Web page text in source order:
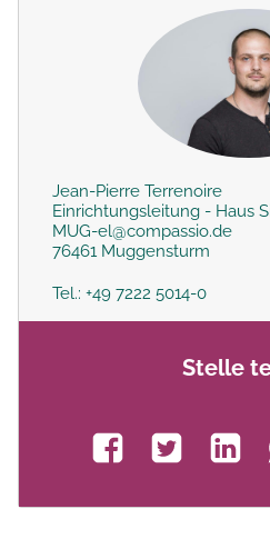
Jean-Pierre Terrenoire
Einrichtungsleitung - Haus
MUG-el@compassio.de
76461 Muggensturm
Tel.: +49 7222 5014-0
Stelle